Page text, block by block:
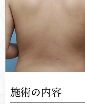
施術の内容